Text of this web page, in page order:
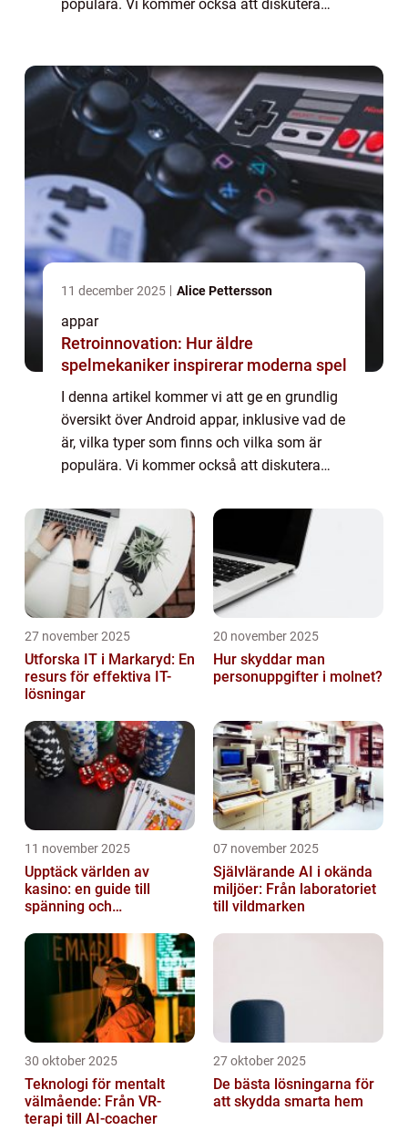
populära. Vi kommer också att diskutera
11 december 2025 Alice Pettersson
appar
Retroinnovation: Hur äldre
spelmekaniker inspirerar moderna spel
I denna artikel kommer vi att ge en grundlig
översikt över Android appar, inklusive vad de
är, vilka typer som finns och vilka som är
populära. Vi kommer också att diskutera
hur de skiljer sig åt och en histor...
27 november 2025
Utforska IT i Markaryd: En
resurs för effektiva IT-
lösningar
20 november 2025
Hur skyddar man
personuppgifter i molnet?
11 november 2025
Upptäck världen av
kasino: en guide till
spänning och
07 november 2025
Självlärande AI i okända
miljöer: Från laboratoriet
till vildmarken
30 oktober 2025
Teknologi för mentalt
välmående: Från VR-
terapi till AI-coacher
27 oktober 2025
De bästa lösningarna för
att skydda smarta hem